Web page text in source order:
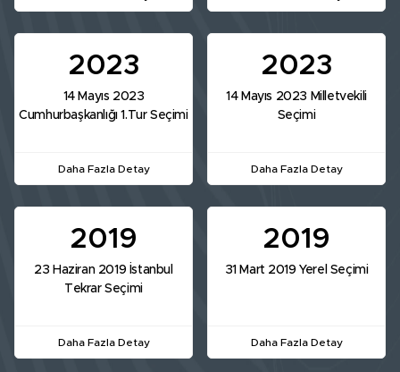
2023
14 Mayıs 2023
Cumhurbaşkanlığı 1.Tur Seçimi
Daha Fazla Detay
2023
14 Mayıs 2023 Milletvekili
Seçimi
Daha Fazla Detay
2019
23 Haziran 2019 İstanbul
Tekrar Seçimi
Daha Fazla Detay
2019
31 Mart 2019 Yerel Seçimi
Daha Fazla Detay